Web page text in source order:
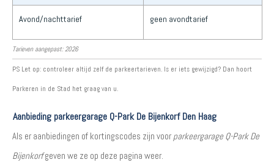
Avond/nachttarief geen avondtarief
Tarieven aangepast: 2026
PS Let op: controleer altijd zelf de parkeertarieven. Is er iets gewijzigd? Dan hoort
Parkeren in de Stad het graag van u.
Aanbieding parkeergarage Q-Park De Bijenkorf Den Haag
Als er aanbiedingen of kortingscodes zijn voor parkeergarage Q-Park De
Bijenkorfgeven we ze op deze pagina weer.